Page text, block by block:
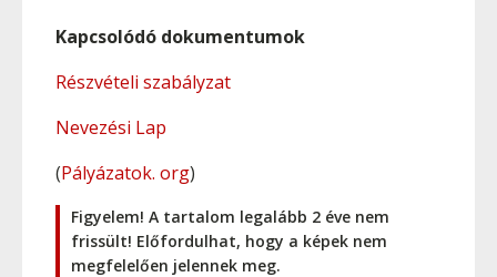
Kapcsolódó dokumentumok
Részvételi szabályzat
Nevezési Lap
(Pályázatok. org)
Figyelem! A tartalom legalább 2 éve nem
frissült! Előfordulhat, hogy a képek nem
megfelelően jelennek meg.